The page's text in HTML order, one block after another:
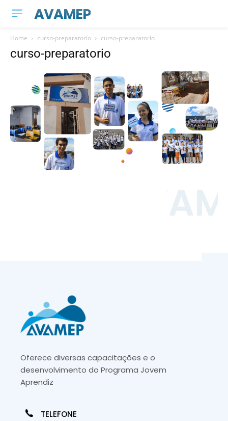
AVAMEP
Home curso-preparatorio curso-preparatorio
curso-preparatorio
Oferece diversas capacitações e o
desenvolvimento do Programa Jovem
Aprendiz
TELEFONE